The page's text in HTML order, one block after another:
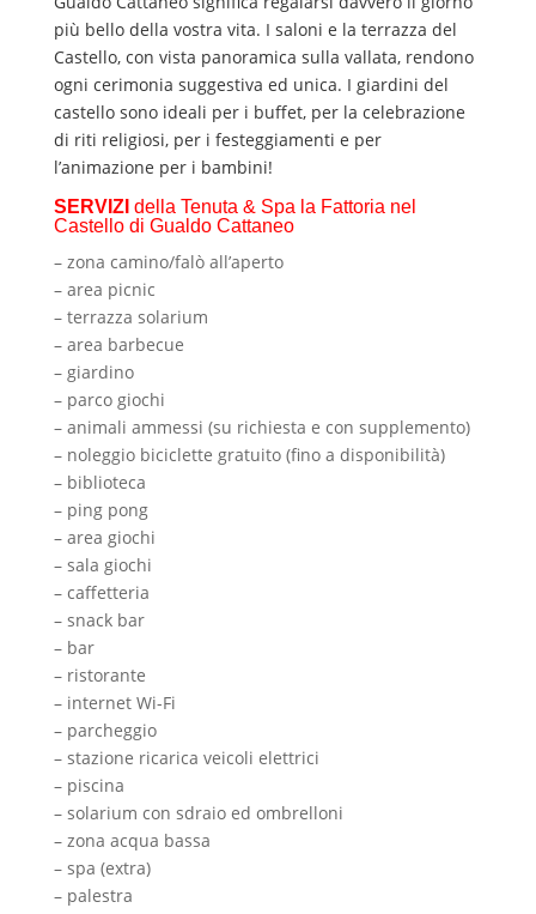
più bello della vostra vita. I saloni e la terrazza del
Castello, con vista panoramica sulla vallata, rendono
ogni cerimonia suggestiva ed unica. I giardini del
castello sono ideali per i buffet, per la celebrazione
di riti religiosi, per i festeggiamenti e per
l’animazione per i bambini!
SERVIZI della Tenuta & Spa la Fattoria nel
Castello di Gualdo Cattaneo
– zona camino/falò all’aperto
– area picnic
– terrazza solarium
– area barbecue
– giardino
– parco giochi
– animali ammessi (su richiesta e con supplemento)
– noleggio biciclette gratuito (fino a disponibilità)
– biblioteca
– ping pong
– area giochi
– sala giochi
– caffetteria
– snack bar
– bar
– ristorante
– internet Wi-Fi
– parcheggio
– stazione ricarica veicoli elettrici
– piscina
– solarium con sdraio ed ombrelloni
– zona acqua bassa
– spa (extra)
– palestra